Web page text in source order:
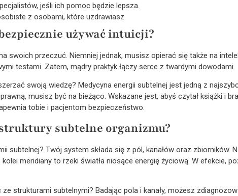
jeśli ich pomoc będzie lepsza.
z osobami, które uzdrawiasz.
używać intuicji?
swoich przeczuć. Niemniej jednak, musisz opierać się także na
testami. Zatem, mądry praktyk łączy serce z twardymi dowodami.
swoją wiedzę? Medycyna energii subtelnej jest jedną z
musisz być na bieżąco. Wskazane jest, abyś czytał książki i
tobie i pacjentom bezpieczeństwo.
subtelne organizmu?
subtelnej? Twój system składa się z pól, kanałów oraz zbiorników.
meridiany to rzeki światła niosące energię życiową. W efekcie,
strukturami subtelnymi? Badając pola i kanały, możesz